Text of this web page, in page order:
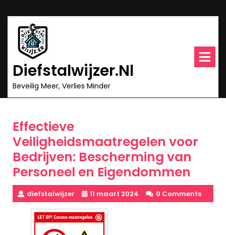
naar
inhoud
Diefstalwijzer.nl
Beveilig Meer, Verlies Minder
Effectieve
Veiligheidsmaatregelen voor
Bedrijven: Bescherming van
Personeel en Eigendommen
diefstalwijzer 11 maart 2024 0 Comments